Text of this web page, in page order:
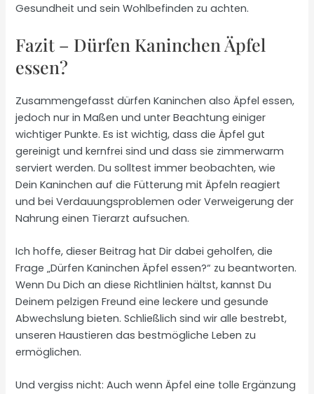
Gesundheit und sein Wohlbefinden zu achten.
Fazit – Dürfen Kaninchen Äpfel
essen?
Zusammengefasst dürfen Kaninchen also Äpfel essen,
jedoch nur in Maßen und unter Beachtung einiger
wichtiger Punkte. Es ist wichtig, dass die Äpfel gut
gereinigt und kernfrei sind und dass sie zimmerwarm
serviert werden. Du solltest immer beobachten, wie
Dein Kaninchen auf die Fütterung mit Äpfeln reagiert
und bei Verdauungsproblemen oder Verweigerung der
Nahrung einen Tierarzt aufsuchen.
Ich hoffe, dieser Beitrag hat Dir dabei geholfen, die
Frage „Dürfen Kaninchen Äpfel essen?“ zu beantworten.
Wenn Du Dich an diese Richtlinien hältst, kannst Du
Deinem pelzigen Freund eine leckere und gesunde
Abwechslung bieten. Schließlich sind wir alle bestrebt,
unseren Haustieren das bestmögliche Leben zu
ermöglichen.
Und vergiss nicht: Auch wenn Äpfel eine tolle Ergänzung